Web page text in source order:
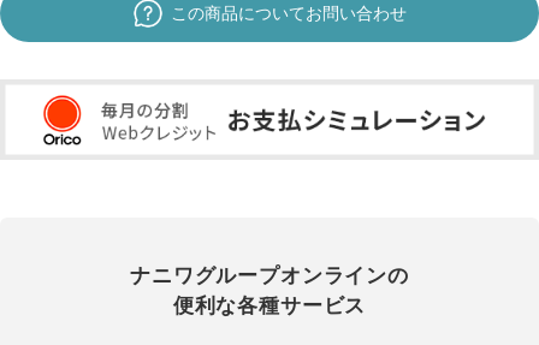
この商品についてお問い合わせ
ナニワグループオンラインの
便利な各種サービス